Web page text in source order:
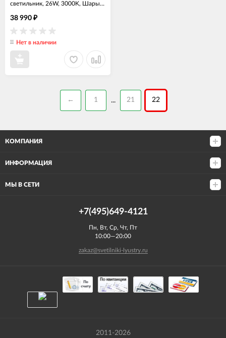
светильник, 26W, 3000K, Шары
38 990 ₽
Нет в наличии
← 1 ... 21 22
КОМПАНИЯ
ИНФОРМАЦИЯ
МЫ В СЕТИ
+7(495)649-4121
Пн, Вт, Ср, Чт, Пт
10:00—20:00
zakaz@svetilniki-lyustry.ru
2011-2026